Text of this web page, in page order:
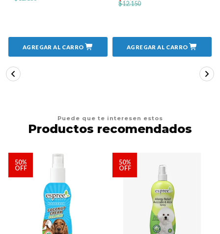
AGREGAR AL CARRO
$12.150
AGREGAR AL CARRO
Puede que te interesen estos
Productos recomendados
50%
OFF
50%
OFF